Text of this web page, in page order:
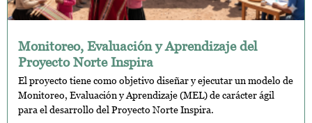
Monitoreo, Evaluación y Aprendizaje del
Proyecto Norte Inspira
El proyecto tiene como objetivo diseñar y ejecutar un modelo de
Monitoreo, Evaluación y Aprendizaje (MEL) de carácter ágil
para el desarrollo del Proyecto Norte Inspira.